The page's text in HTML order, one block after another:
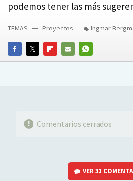
podemos tener las más
FACEBOOKTWITTERFLIPBOARD
E-
WHATSAPP
TEMAS Proyectos Ingmar
Comentarios cerrados
VER33